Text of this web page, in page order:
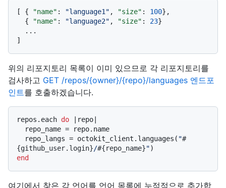
[ { "name" : "language1" , "size" : 100} ,
{
"name" : "language2" , "size" : 23}
]
위의 리포지토리 목록이 이미 있으므로 각 리포지토리를
검사하고 GET /repos/{owner}/{repo}/languages 엔드포
인트를 호출하겠습니다.
repos.each do repo
  repo_langs = octokit_client.languages(
"#
{github_user.login}/#{repo_name}"
end
여기에서 찾은 각 언어를 언어 목록에 누적적으로 추가합